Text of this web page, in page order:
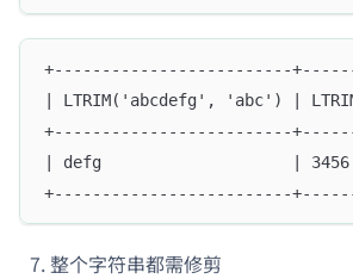
+-------------------------
| LTRIM('abcdefg', 'abc') |
+-------------------------
| defg                    |
+-------------------------
整个字符串都需修剪